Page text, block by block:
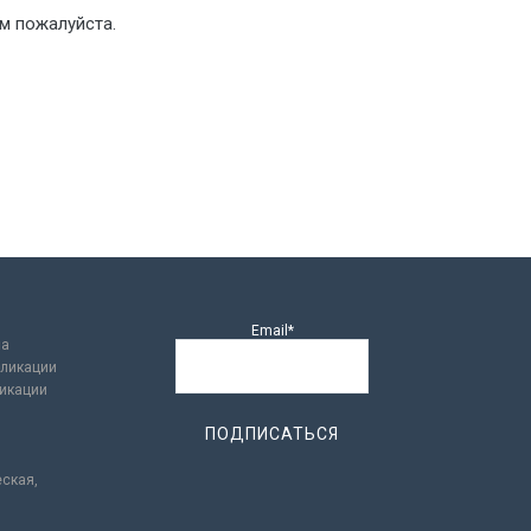
пожалуйста.
Email*